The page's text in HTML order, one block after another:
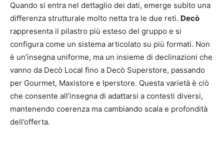
Quando si entra nel dettaglio dei dati, emerge subito una
differenza strutturale molto netta tra le due reti. Decò
rappresenta il pilastro più esteso del gruppo e si
configura come un sistema articolato su più formati. Non
è un’insegna uniforme, ma un insieme di declinazioni che
vanno da Decò Local fino a Decò Superstore, passando
per Gourmet, Maxistore e Iperstore. Questa varietà è ciò
che consente all’insegna di adattarsi a contesti diversi,
mantenendo coerenza ma cambiando scala e profondità
dell’offerta.